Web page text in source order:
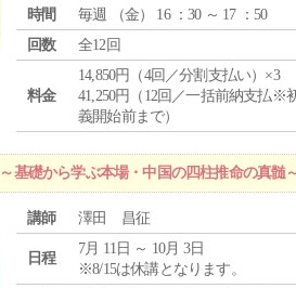
時間
毎週 （金） 16 ：30 ～ 17 ：50
回数
全12回
料金
14,850円（4回／分割支払い）×3
41,250円（12回／一括前納支払※
義開始前まで）
基礎から学ぶ本場・中国の四柱推命の真髄
講師 澤田 昌征
日程
7月 11日 ～ 10月 3日
※8/15は休講となります。